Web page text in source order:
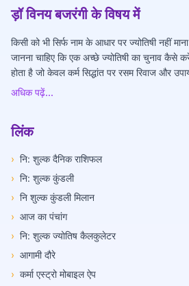
ड़ॉ विनय बजरंगी के विषय में
किसी को भी सिर्फ नाम के आधार पर ज्योतिषी नहीं
जानना चाहिए कि एक अच्छे ज्योतिषी का चुनाव कैसे
होता है जो केवल कर्म सिद्धांत पर रसम रिवाज और
अधिक पढ़ें...
लिंक
› नि: शुल्क दैनिक राशिफल
› नि: शुल्क कुंडली
› नि शुल्क कुंडली मिलान
› आज का पंचांग
› नि: शुल्क ज्योतिष कैलकुलेटर
› आगामी दौरे
› कर्मा एस्ट्रो मोबाइल ऐप